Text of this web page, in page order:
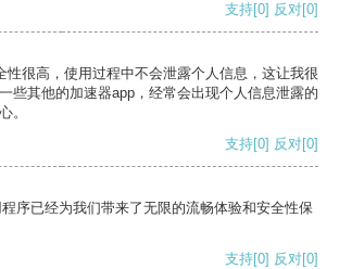
支持[0] 反对[0]
性很高，使用过程中不会泄露个人信息，这让我很
些其他的加速器app，经常会出现个人信息泄露的
。
支持[0] 反对[0]
序已经为我们带来了无限的流畅体验和安全性保
支持[0] 反对[0]